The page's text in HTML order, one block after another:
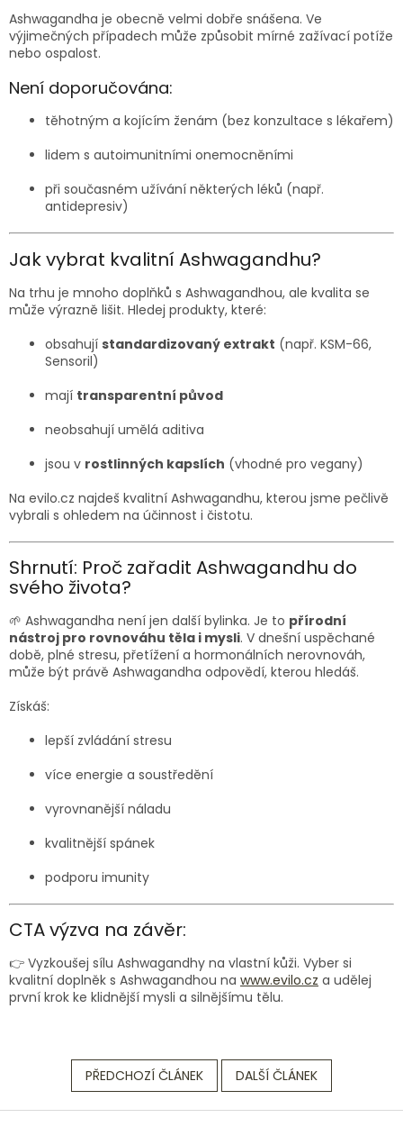
Ashwagandha je obecně velmi dobře snášena. Ve
výjimečných případech může způsobit mírné zažívací potíže
nebo ospalost.
Není doporučována:
těhotným a kojícím ženám (bez konzultace s lékařem)
lidem s autoimunitními onemocněními
při současném užívání některých léků (např.
antidepresiv)
Jak vybrat kvalitní Ashwagandhu?
Na trhu je mnoho doplňků s Ashwagandhou, ale kvalita se
může výrazně lišit. Hledej produkty, které:
obsahují standardizovaný extrakt (např. KSM-66,
Sensoril)
mají transparentní původ
neobsahují umělá aditiva
jsou v rostlinných kapslích (vhodné pro vegany)
Na evilo.cz najdeš kvalitní Ashwagandhu, kterou jsme pečlivě
vybrali s ohledem na účinnost i čistotu.
Shrnutí: Proč zařadit Ashwagandhu do
svého života?
🌱 Ashwagandha není jen další bylinka. Je to přírodní
nástroj pro rovnováhu těla i mysli. V dnešní uspěchané
době, plné stresu, přetížení a hormonálních nerovnováh,
může být právě Ashwagandha odpovědí, kterou hledáš.
Získáš:
lepší zvládání stresu
více energie a soustředění
vyrovnanější náladu
kvalitnější spánek
podporu imunity
CTA výzva na závěr:
👉 Vyzkoušej sílu Ashwagandhy na vlastní kůži. Vyber si
kvalitní doplněk s Ashwagandhou na www.evilo.cz a udělej
první krok ke klidnější mysli a silnějšímu tělu.
PŘEDCHOZÍ ČLÁNEK DALŠÍ ČLÁNEK
Z